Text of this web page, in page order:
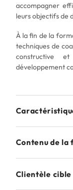
Travailler chez
accompagner
leurs objectifs de
À la fin de la
techniques de
constructive
développement
Contenu de
Clientèle cible